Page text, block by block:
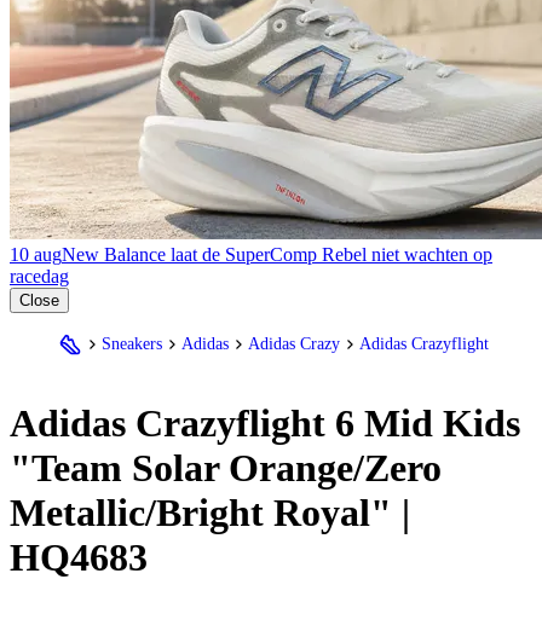
10 augNew Balance laat de SuperComp Rebel niet wachten op
racedag
Close
Sneakers Adidas Adidas Crazy Adidas Crazyflight
Adidas Crazyflight 6 Mid Kids
"Team Solar Orange/Zero
Metallic/Bright Royal" |
HQ4683